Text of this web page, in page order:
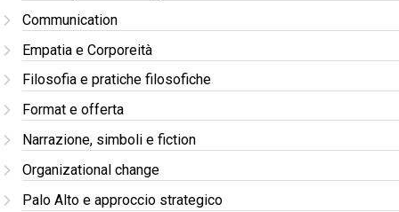
Communication
Empatia e Corporeità
Filosofia e pratiche filosofiche
Format e offerta
Narrazione, simboli e fiction
Organizational change
Palo Alto e approccio strategico